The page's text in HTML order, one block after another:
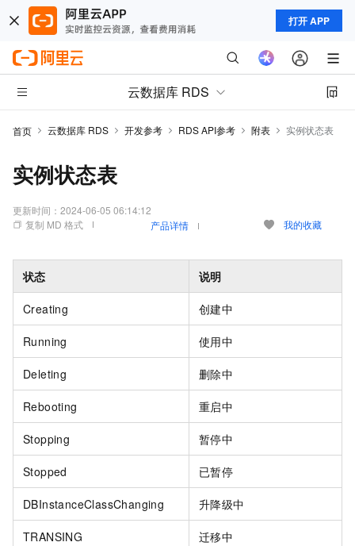
打开 APP
云数据库 RDS
首页 云数据库 RDS 开发参考 RDS API参考 附表 实例状态表
实例状态表
更新时间： 2024-06-05 06:14:12
复制 MD 格式
产品详情 我的收藏
状态 说明
Creating 创建中
Running 使用中
Deleting 删除中
Rebooting 重启中
Stopping 暂停中
Stopped 已暂停
DBInstanceClassChanging 升降级中
TRANSING 迁移中